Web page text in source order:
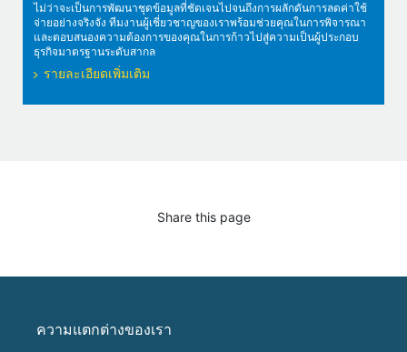
ไม่ว่าจะเป็นการพัฒนาชุดข้อมูลที่ชัดเจนไปจนถึงการผลักดันการลดค่าใช้
จ่ายอย่างจริงจัง ทีมงานผู้เชี่ยวชาญของเราพร้อมช่วยคุณในการพิจารณา
และตอบสนองความต้องการของคุณในการก้าวไปสู่ความเป็นผู้ประกอบ
ธุรกิจมาตรฐานระดับสากล
รายละเอียดเพิ่มเติม
Share this page
ความแตกต่างของเรา